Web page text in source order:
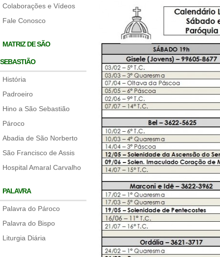
Colaborações e Vídeos
Fale Conosco
MATRIZ DE SÃO
SEBASTIÃO
História
Padroeiro
Hino a São Sebastião
Pároco
Abadia de São Norberto
São Francisco de Assis
Hospital Amaral Carvalho
PALAVRA
Palavra do Pároco
Palavra do Bispo
Liturgia Diária